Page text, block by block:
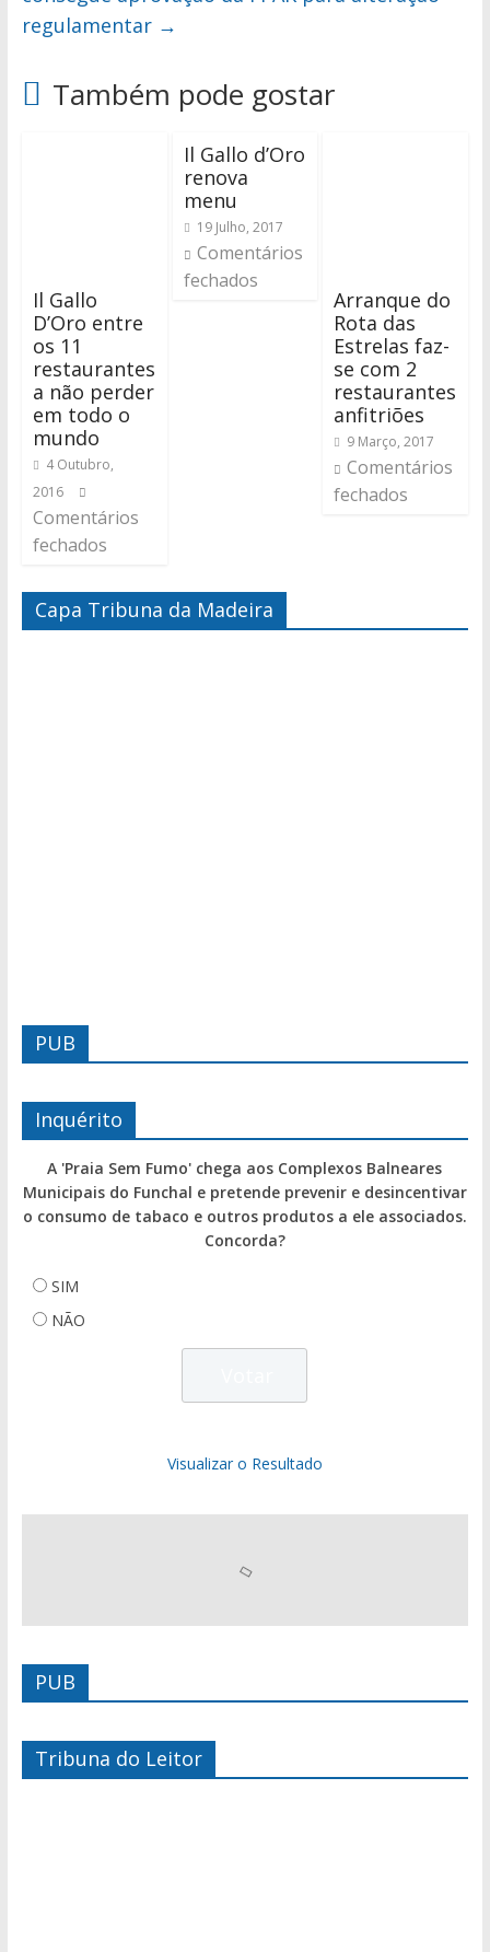
regulamentar →
Também pode gostar
Il Gallo
D’Oro entre
os 11
restaurantes
a não perder
em todo o
mundo
4 Outubro,
2016
Comentários
fechados
Il Gallo d’Oro
renova
menu
19 Julho, 2017
Comentários
fechados
Arranque do
Rota das
Estrelas faz-
se com 2
restaurantes
anfitriões
9 Março, 2017
Comentários
fechados
Capa Tribuna da Madeira
PUB
Inquérito
A 'Praia Sem Fumo' chega aos Complexos Balneares
Municipais do Funchal e pretende prevenir e desincentivar
o consumo de tabaco e outros produtos a ele associados.
Concorda?
SIM
NÃO
Visualizar o Resultado
PUB
Tribuna do Leitor